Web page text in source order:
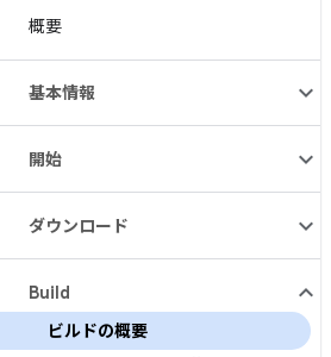
概要
基本情報
開始
ダウンロード
Build
ビルドの概要